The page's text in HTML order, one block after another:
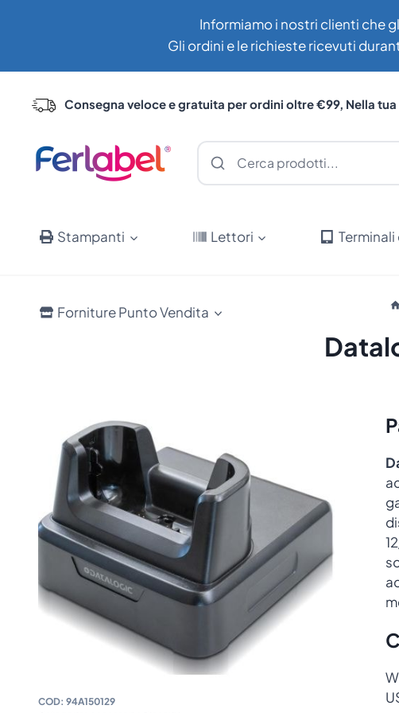
Informiamo i nostri clienti che
Gli ordini e le richieste ricevuti
Consegna veloce e gratuita per ordini oltre €99, Nella
Stampanti Lettori Terminali
Forniture Punto Vendita
COD: 94A150129